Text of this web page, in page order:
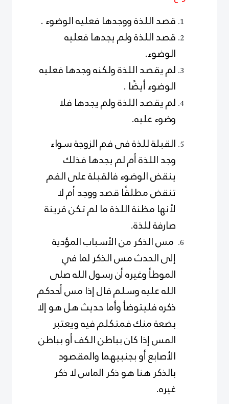
قصد اللذة ووجدها فعليه الوضوء .
قصد اللذة ولم يجدها فعليه
الوضوء.
لم يقصد اللذة ولكنه وجدها فعليه
الوضوء أيضًا .
لم يقصد اللذة ولم يجدها فلا
وضوء عليه.
القبلة للذة فى فم الزوجة سواء
وجد اللذة أم لم يجدها فذلك
ينقض الوضوء فالقبلة على الفم
تنقض مطلقًا قصد ووجد أم لا
لأنها مظنة اللذة ما لم تكن قرينة
صارفة للذة.
مس الذكر من الأسباب المؤدية
إلى الحدث مس الذكر لما في
الموطأ وغيره أن رسول الله صلى
الله عليه وسلم قال إذا مس أحدكم
ذكره فليتوضأ وأما حديث هل هو إلا
بضعة منك فمتكلم فيه ويعتبر
المس إذا كان بباطن الكف أو بباطن
الأصابع أو بجنبيهما والمقصود
بالذكر هنا هو ذكر الماس لا ذكر
غيره.